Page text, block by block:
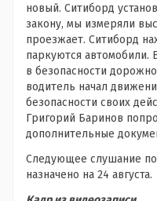
новый. Ситиборд
закону, мы измеряли
проезжает. Ситиборд
паркуются автомобили.
в безопасности
водитель начал
безопасности своих
Григорий Баринов
дополнительные
Следующее слушание
назначено на 24 августа.